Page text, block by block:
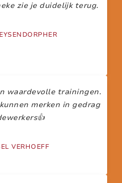
zie je duidelijk terug.
waardevolle trainingen.
merken in gedrag
VERHOEFF